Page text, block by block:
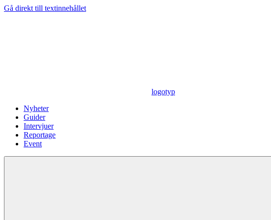
Gå direkt till textinnehållet
logotyp
Nyheter
Guider
Intervjuer
Reportage
Event